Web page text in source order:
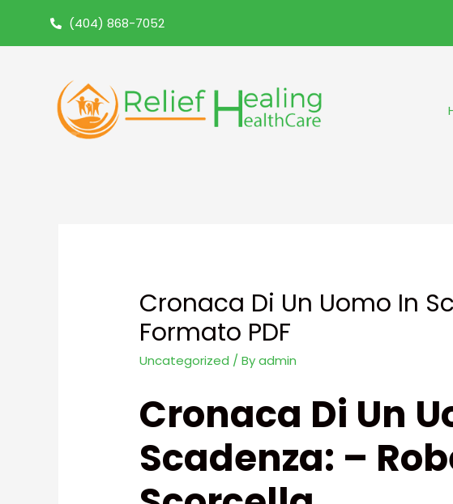
(404) 868-7052
Cronaca Di Un Uomo In
Formato PDF
Uncategorized / Byadmin
Cronaca Di Un
Scadenza: –